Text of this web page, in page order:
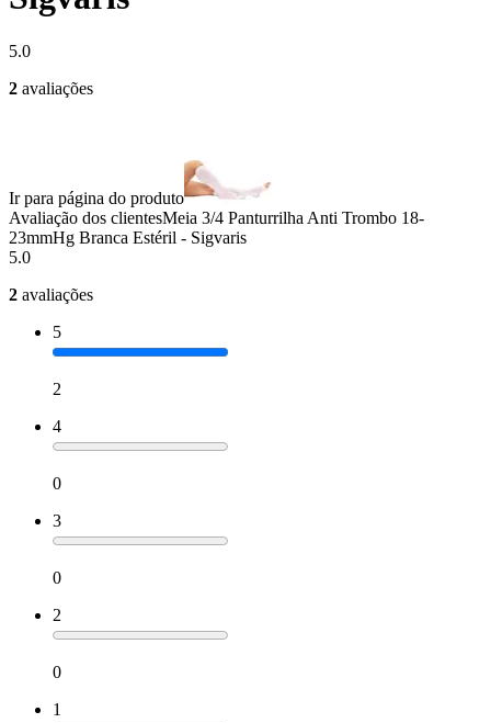
5.0
2 avaliações
Ir para página do produto
Avaliação dos clientesMeia 3/4 Panturrilha Anti Trombo 18-
23mmHg Branca Estéril - Sigvaris
5.0
2 avaliações
5
2
4
0
3
0
2
0
1